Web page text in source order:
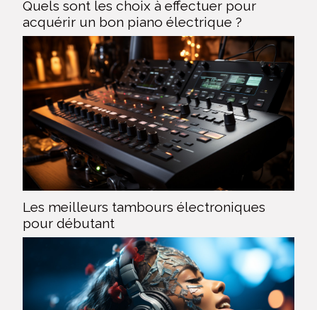
Quels sont les choix à effectuer pour
acquérir un bon piano électrique ?
Les meilleurs tambours électroniques
pour débutant